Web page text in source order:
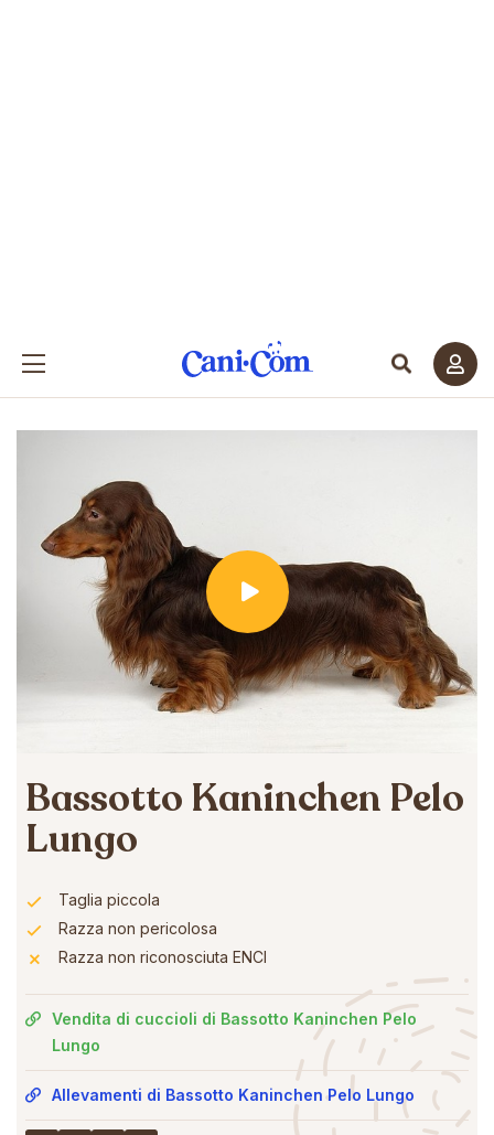
Bassotto Kaninchen Pelo
Lungo
Taglia piccola
Razza non pericolosa
Razza non riconosciuta ENCI
Vendita di cuccioli di Bassotto Kaninchen Pelo
Lungo
Allevamenti di Bassotto Kaninchen Pelo Lungo